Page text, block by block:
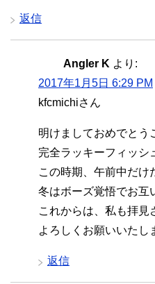
返信
Angler K より:
2017年1月5日 6:29 PM
kfcmichiさん
明けましておめでとう
完全ラッキーフィッシ
この時期、午前中だけ
冬はボーズ覚悟でお互
これからは、私も拝見
よろしくお願いいたし
返信